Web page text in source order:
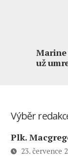
Marine
už
Výběr
Plk.
23. července